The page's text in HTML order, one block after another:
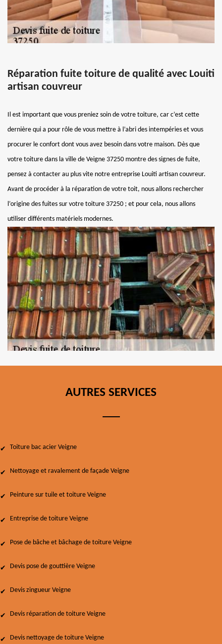
Réparation fuite toiture de qualité avec Louiti
artisan couvreur
Il est important que vous preniez soin de votre toiture, car c’est cette
dernière qui a pour rôle de vous mettre à l’abri des intempéries et vous
procurer le confort dont vous avez besoin dans votre maison. Dès que
votre toiture dans la ville de Veigne 37250 montre des signes de fuite,
pensez à contacter au plus vite notre entreprise Louiti artisan couvreur.
Avant de procéder à la réparation de votre toit, nous allons rechercher
l’origine des fuites sur votre toiture 37250 ; et pour cela, nous allons
utiliser différents matériels modernes.
AUTRES SERVICES
Toiture bac acier Veigne
Nettoyage et ravalement de façade Veigne
Peinture sur tuile et toiture Veigne
Entreprise de toiture Veigne
Pose de bâche et bâchage de toiture Veigne
Devis pose de gouttière Veigne
Devis zingueur Veigne
Devis réparation de toiture Veigne
Devis nettoyage de toiture Veigne